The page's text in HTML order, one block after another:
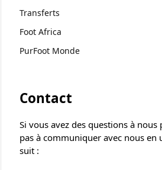
Transferts
Foot Africa
PurFoot Monde
Contact
Si vous avez des questions à nous
pas à communiquer avec nous en
suit :